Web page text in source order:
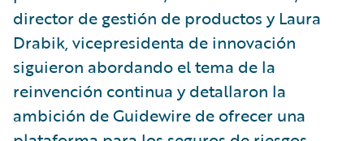
director de gestión de productos y Laura
Drabik, vicepresidenta de innovación
siguieron abordando el tema de la
reinvención continua y detallaron la
ambición de Guidewire de ofrecer una